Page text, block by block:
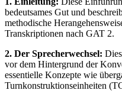
bedeutsames Gut und
methodische
Transkriptionen nach GAT 2.
2. Der Sprecherwechsel:
vor dem Hintergrund der
essentielle Konzepte wie
Turnkonstruktionseinheiten